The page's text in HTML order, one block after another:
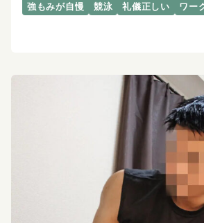
強もみが自慢
競泳 礼儀正しい ワー